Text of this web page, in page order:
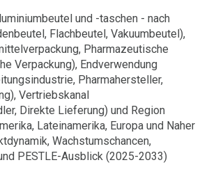
und -taschen - nach
Flachbeutel, Vakuumbeutel),
Pharmazeutische
Verpackung), Endverwendung
Pharmahersteller,
Vertriebskanal
Direkte Lieferung) und Region
Lateinamerika, Europa und Naher
Wachstumschancen,
PESTLE-Ausblick (2025-2033)